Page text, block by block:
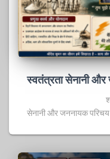
स्वतंत्रता सेनानी
शहीद श्रीदेव
सेनानी और जननायक